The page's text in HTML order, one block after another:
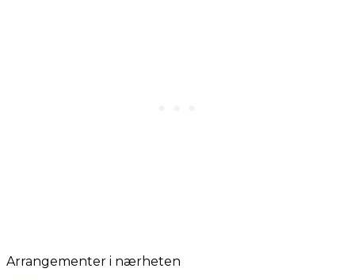
Arrangementer i nærheten